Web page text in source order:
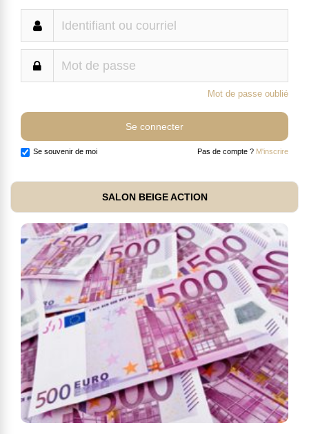
Mot de passe oublié
Se souvenir de moi Pas de compte ? M'inscrire
SALON BEIGE ACTION